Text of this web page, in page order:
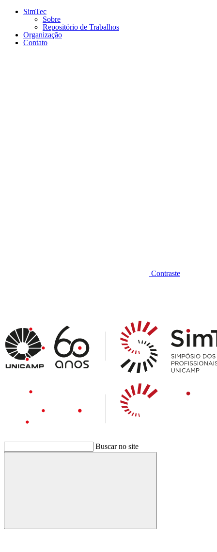
Conteúdo principal
SimTec
Sobre
Repositório de Trabalhos
Organização
Contato
Contraste
Buscar no site
Buscar